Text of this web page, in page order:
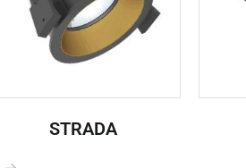
STRADA